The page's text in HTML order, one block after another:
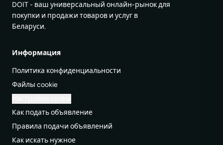
DOIT - ваш универсальный онлайн-рынок для
покупки и продажи товаров и услуг в
Беларуси.
Информация
Политика конфиденциальности
Файлы cookie
Как подать объявление
Правила подачи объявлений
Как искать нужное